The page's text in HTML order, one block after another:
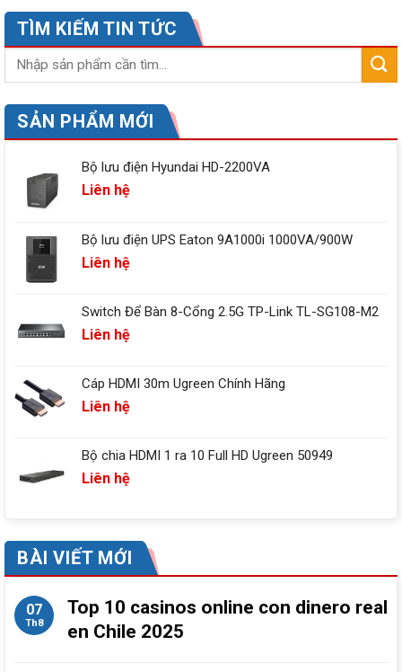
TÌM KIẾM TIN TỨC
SẢN PHẨM MỚI
Bộ lưu điện Hyundai HD-2200VA
Liên hệ
Bộ lưu điện UPS Eaton 9A1000i 1000VA/900W
Liên hệ
Switch Để Bàn 8-Cổng 2.5G TP-Link TL-SG108-M2
Liên hệ
Cáp HDMI 30m Ugreen Chính Hãng
Liên hệ
Bộ chia HDMI 1 ra 10 Full HD Ugreen 50949
Liên hệ
BÀI VIẾT MỚI
07
Th8
Top 10 casinos online con dinero real
en Chile 2025